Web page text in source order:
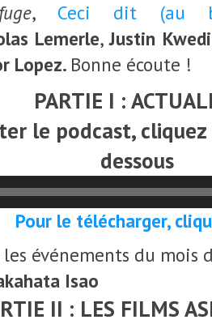
, Ceci dit (au
Lemerle,Justin Kwedi
Lopez. Bonne écoute !
PARTIE I :
le podcast,
dessous
Pour le télécharger,
événements du mois
Isao
II : LES FILMS